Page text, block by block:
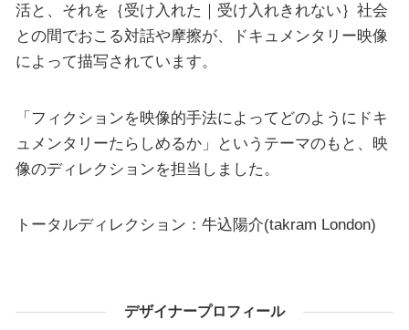
活と、それを｛受け入れた｜受け入れきれない｝社会
との間でおこる対話や摩擦が、ドキュメンタリー映像
によって描写されています。
「フィクションを映像的手法によってどのようにドキ
ュメンタリーたらしめるか」というテーマのもと、映
像のディレクションを担当しました。
トータルディレクション：牛込陽介(takram London)
デザイナープロフィール